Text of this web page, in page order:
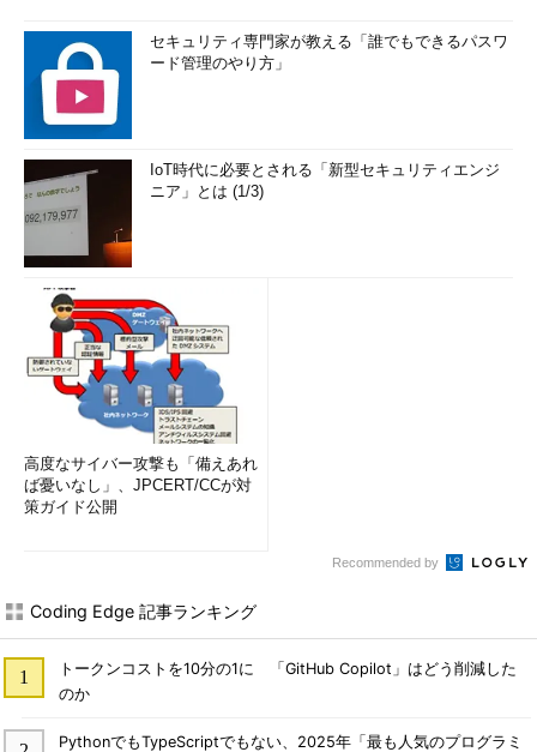
セキュリティ専門家が教える「誰でもできるパスワ
ード管理のやり方」
IoT時代に必要とされる「新型セキュリティエンジ
ニア」とは (1/3)
高度なサイバー攻撃も「備えあれ
ば憂いなし」、JPCERT/CCが対
策ガイド公開
Recommended by
Coding Edge 記事ランキング
トークンコストを10分の1に 「GitHub Copilot」はどう削減した
のか
PythonでもTypeScriptでもない、2025年「最も人気のプログラミ